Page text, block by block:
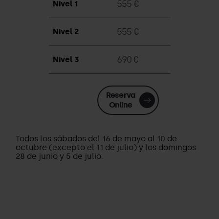
Nivel 1 555 €
Nivel 2 555 €
Nivel 3 690 €
Reserva
Online
Todos los sábados del 16 de mayo al 10 de
octubre (excepto el 11 de julio) y los domingos
28 de junio y 5 de julio.